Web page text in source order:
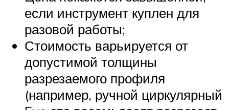
если инструмент куплен для
разовой работы;
Стоимость варьируется от
допустимой толщины
разрезаемого профиля
(например, ручной циркулярный